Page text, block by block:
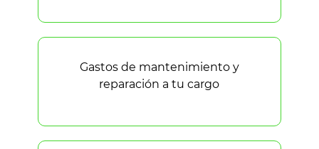
Gastos de mantenimiento y
reparación a tu cargo